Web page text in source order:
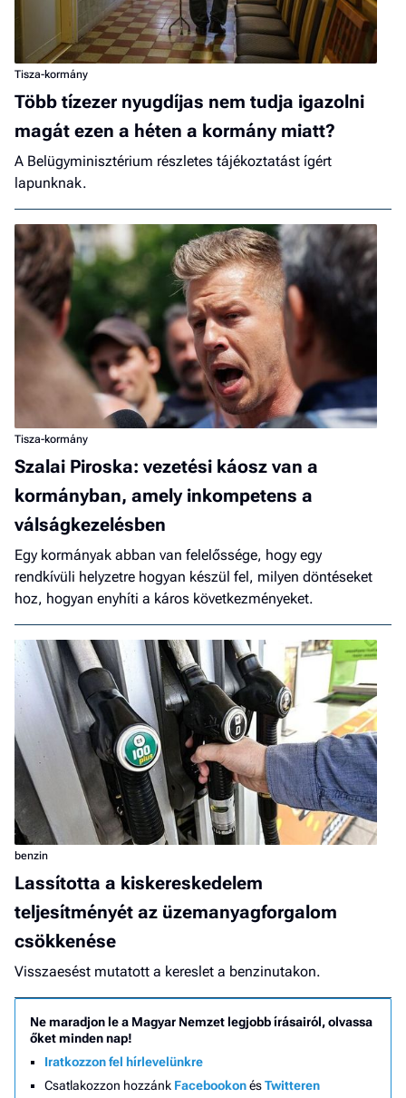
Tisza-kormány
Több tízezer nyugdíjas nem tudja igazolni
magát ezen a héten a kormány miatt?
A Belügyminisztérium részletes tájékoztatást ígért
lapunknak.
Tisza-kormány
Szalai Piroska: vezetési káosz van a
kormányban, amely inkompetens a
válságkezelésben
Egy kormányak abban van felelőssége, hogy egy
rendkívüli helyzetre hogyan készül fel, milyen döntéseket
hoz, hogyan enyhíti a káros következményeket.
benzin
Lassította a kiskereskedelem
teljesítményét az üzemanyagforgalom
csökkenése
Visszaesést mutatott a kereslet a benzinutakon.
Ne maradjon le a Magyar Nemzet legjobb írásairól, olvassa
őket minden nap!
Iratkozzon fel hírlevelünkre
Csatlakozzon hozzánk FacebookonésTwitteren